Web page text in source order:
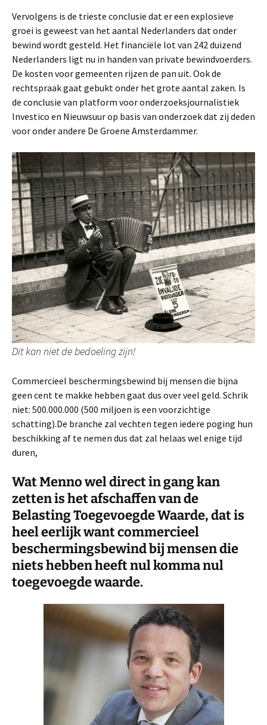
Vervolgens is de trieste conclusie dat er een explosieve
groei is geweest van het aantal Nederlanders dat onder
bewind wordt gesteld. Het financiële lot van 242 duizend
Nederlanders ligt nu in handen van private bewindvoerders.
De kosten voor gemeenten rijzen de pan uit. Ook de
rechtspraak gaat gebukt onder het grote aantal zaken. Is
de conclusie van platform voor onderzoeksjournalistiek
Investico en Nieuwsuur op basis van onderzoek dat zij deden
voor onder andere De Groene Amsterdammer.
Dit kan niet de bedoeling zijn!
Commercieel beschermingsbewind bij mensen die bijna
geen cent te makke hebben gaat dus over veel geld. Schrik
niet: 500.000.000 (500 miljoen is een voorzichtige
schatting).De branche zal vechten tegen iedere poging hun
beschikking af te nemen dus dat zal helaas wel enige tijd
duren,
Wat Menno wel direct in gang kan
zetten is het afschaffen van de
Belasting Toegevoegde Waarde, dat is
heel eerlijk want commercieel
beschermingsbewind bij mensen die
niets hebben heeft nul komma nul
toegevoegde waarde.